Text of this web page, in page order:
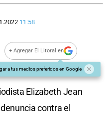
11:58
+ Agregar El Litoral en
a tus medios preferidos en Google
Elizabeth Jean
contra el